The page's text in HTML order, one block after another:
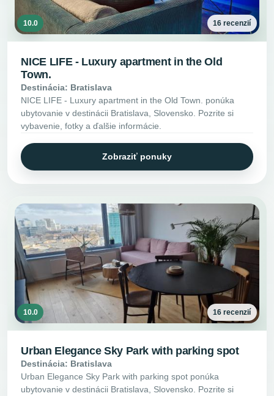
10.0 16 recenzií
NICE LIFE - Luxury apartment in the Old
Town.
Destinácia: Bratislava
NICE LIFE - Luxury apartment in the Old Town. ponúka
ubytovanie v destinácii Bratislava, Slovensko. Pozrite si
vybavenie, fotky a ďalšie informácie.
Zobraziť ponuky
10.0 16 recenzií
Urban Elegance Sky Park with parking spot
Destinácia: Bratislava
Urban Elegance Sky Park with parking spot ponúka
ubytovanie v destinácii Bratislava, Slovensko. Pozrite si